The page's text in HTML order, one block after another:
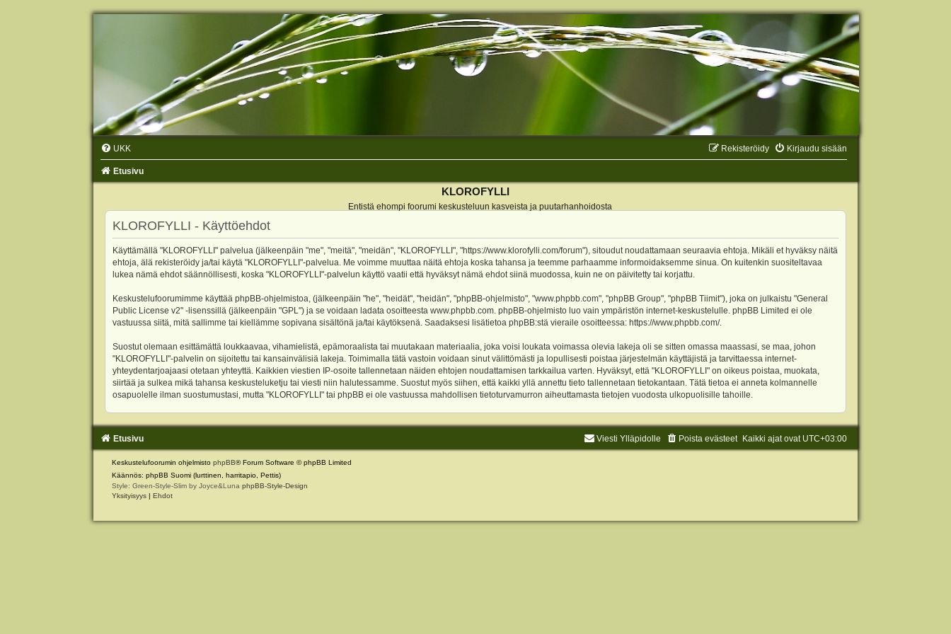
UKK Kirjaudu sisään
Rekisteröidy
Etusivu
KLOROFYLLI
Entistä ehompi foorumi keskusteluun kasveista ja puutarhanhoidosta
KLOROFYLLI - Käyttöehdot
Käyttämällä "KLOROFYLLI" palvelua (jälkeenpäin "me", "meitä", "meidän", "KLOROFYLLI", "https://www.klorofylli.com/forum"), sitoudut noudattamaan seuraavia ehtoja. Mikäli et hyväksy näitä
ehtoja, älä rekisteröidy ja/tai käytä "KLOROFYLLI"-palvelua. Me voimme muuttaa näitä ehtoja koska tahansa ja teemme parhaamme informoidaksemme sinua. On kuitenkin suositeltavaa
lukea nämä ehdot säännöllisesti, koska "KLOROFYLLI"-palvelun käyttö vaatii että hyväksyt nämä ehdot siinä muodossa, kuin ne on päivitetty tai korjattu.
Keskustelufoorumimme käyttää phpBB-ohjelmistoa, (jälkeenpäin "he", "heidät", "heidän", "phpBB-ohjelmisto", "www.phpbb.com", "phpBB Group", "phpBB Tiimit"), joka on julkaistu "General
Public License v2" -lisenssillä (jälkeenpäin "GPL") ja se voidaan ladata osoitteesta www.phpbb.com. phpBB-ohjelmisto luo vain ympäristön internet-keskustelulle. phpBB Limited ei ole
vastuussa siitä, mitä sallimme tai kiellämme sopivana sisältönä ja/tai käytöksenä. Saadaksesi lisätietoa phpBB:stä vieraile osoitteessa: https://www.phpbb.com/.
Suostut olemaan esittämättä loukkaavaa, vihamielistä, epämoraalista tai muutakaan materiaalia, joka voisi loukata voimassa olevia lakeja oli se sitten omassa maassasi, se maa, johon
"KLOROFYLLI"-palvelin on sijoitettu tai kansainvälisiä lakeja. Toimimalla tätä vastoin voidaan sinut välittömästi ja lopullisesti poistaa järjestelmän käyttäjistä ja tarvittaessa internet-
yhteydentarjoajaasi otetaan yhteyttä. Kaikkien viestien IP-osoite tallennetaan näiden ehtojen noudattamisen tarkkailua varten. Hyväksyt, että "KLOROFYLLI" on oikeus poistaa, muokata,
siirtää ja sulkea mikä tahansa keskusteluketju tai viesti niin halutessamme. Suostut myös siihen, että kaikki yllä annettu tieto tallennetaan tietokantaan. Tätä tietoa ei anneta kolmannelle
osapuolelle ilman suostumustasi, mutta "KLOROFYLLI" tai phpBB ei ole vastuussa mahdollisen tietoturvamurron aiheuttamasta tietojen vuodosta ulkopuolisille tahoille.
Etusivu Kaikki ajat ovat UTC+03:00
Poista evästeet
Viesti Ylläpidolle
Keskustelufoorumin ohjelmisto phpBB® Forum Software © phpBB Limited
Käännös: phpBB Suomi (lurttinen, harritapio, Pettis)
Style: Green-Style-Slim by Joyce&Luna phpBB-Style-Design
Yksityisyys | Ehdot